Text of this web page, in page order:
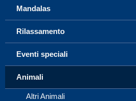
Mandalas
Rilassamento
Eventi speciali
Animali
Altri Animali